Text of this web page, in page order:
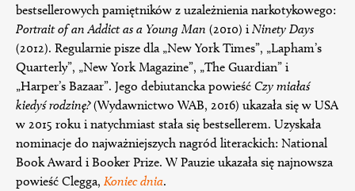
bestsellerowych pamiętników z uzależnienia narkotykowego:
Portrait of an Addict as a Young Man (2010) iNinety Days
(2012). Regularnie pisze dla „New York Times”, „Lapham’s
Quarterly”, „New York Magazine”, „The Guardian” i
„Harper’s Bazaar”. Jego debiutancka powieść Czy miałaś
kiedyś rodzinę?(Wydawnictwo WAB, 2016) ukazała się w USA
w 2015 roku i natychmiast stała się bestsellerem. Uzyskała
nominacje do najważniejszych nagród literackich: National
Book Award i Booker Prize. W Pauzie ukazała się najnowsza
powieść Clegga, Koniec dnia.